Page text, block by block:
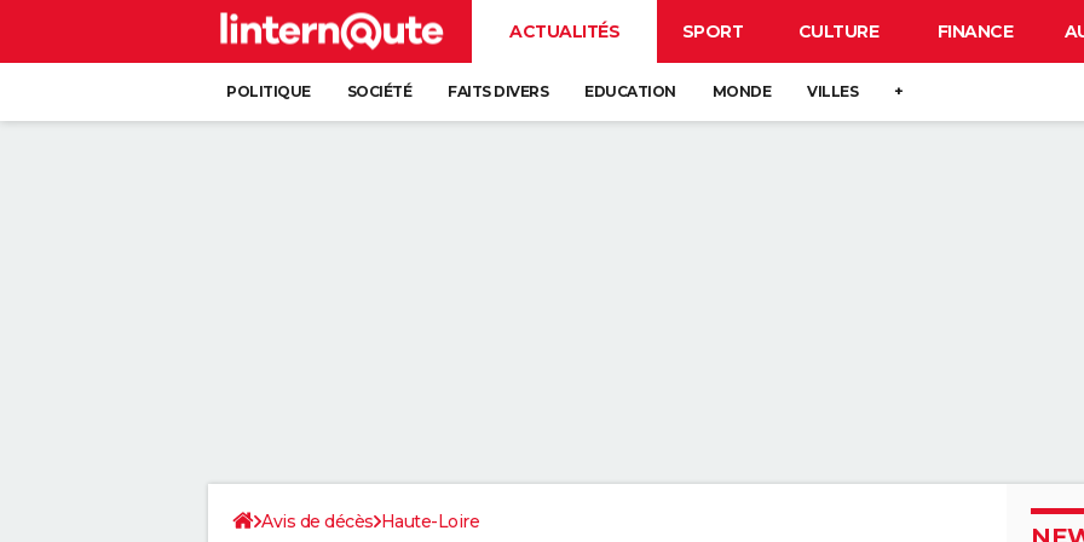
ACTUALITÉS SPORT CULTURE FINANCE
POLITIQUE SOCIÉTÉ FAITS DIVERS EDUCATION MONDE VILLES +
Avis de décès Haute-Loire